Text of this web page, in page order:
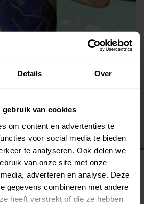
Details Over
gebruik van cookies
om content en advertenties te
voor social media te bieden
te analyseren. Ook delen we
van onze site met onze
adverteren en analyse. Deze
gegevens combineren met andere
heeft verstrekt of die ze hebben
Terug